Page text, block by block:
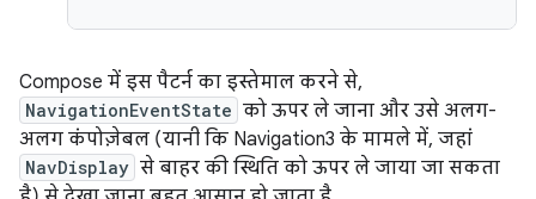
Compose में इस पैटर्न का इस्तेमाल करने से,
NavigationEventState को ऊपर ले जाना और उसे अलग-
अलग कंपोज़ेबल (यानी कि Navigation3 के मामले में, जहां
NavDisplay से बाहर की स्थिति को ऊपर ले जाया जा सकता